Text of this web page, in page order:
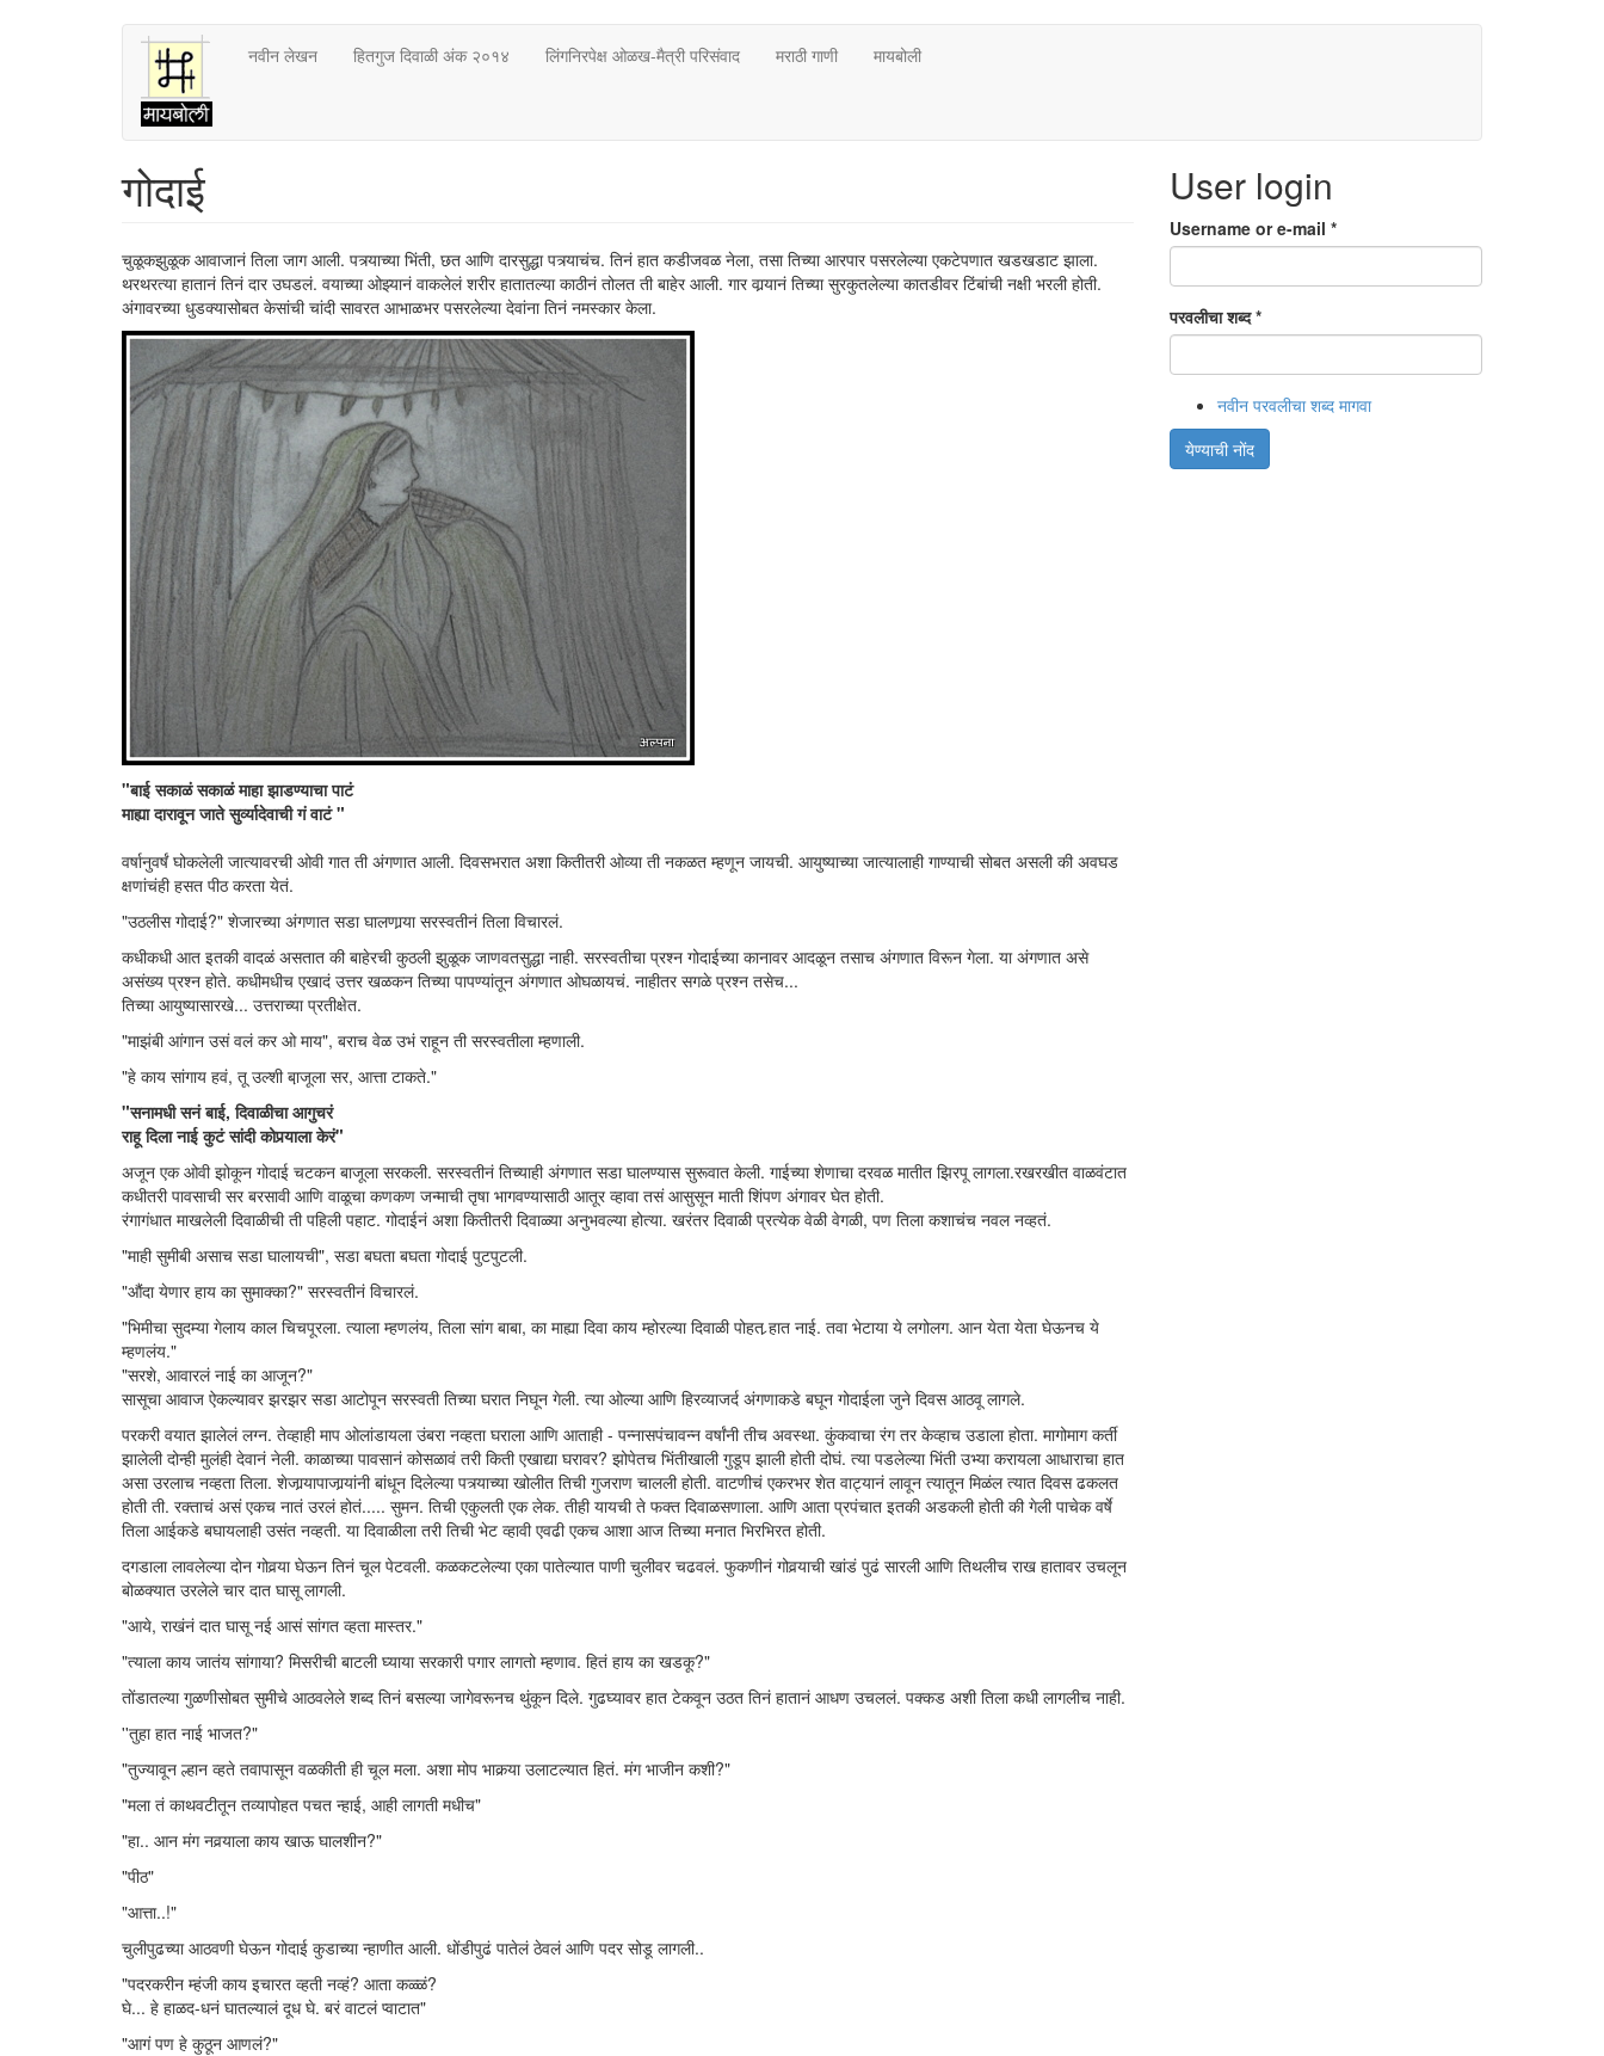
नवीन लेखन हितगुज दिवाळी अंक २०१४ लिंगनिरपेक्ष ओळख-मैत्री परिसंवाद मराठी गाणी मायबोली
गोदाई
चुळूकझुळूक आवाजानं तिला जाग आली. पत्र्याच्या भिंती, छत आणि दारसुद्धा पत्र्याचंच. तिनं हात कडीजवळ नेला, तसा तिच्या आरपार पसरलेल्या एकटेपणात खडखडाट झाला.
थरथरत्या हातानं तिनं दार उघडलं. वयाच्या ओझ्यानं वाकलेलं शरीर हातातल्या काठीनं तोलत ती बाहेर आली. गार वार्‍यानं तिच्या सुरकुतलेल्या कातडीवर टिंबांची नक्षी भरली होती.
अंगावरच्या धुडक्यासोबत केसांची चांदी सावरत आभाळभर पसरलेल्या देवांना तिनं नमस्कार केला.
"बाई सकाळं सकाळं माहा झाडण्याचा पाटं
माह्या दारावून जाते सुर्व्यादेवाची गं वाटं "
वर्षानुवर्षं घोकलेली जात्यावरची ओवी गात ती अंगणात आली. दिवसभरात अशा कितीतरी ओव्या ती नकळत म्हणून जायची. आयुष्याच्या जात्यालाही गाण्याची सोबत असली की अवघड
क्षणांचंही हसत पीठ करता येतं.
"उठलीस गोदाई?" शेजारच्या अंगणात सडा घालणार्‍या सरस्वतीनं तिला विचारलं.
कधीकधी आत इतकी वादळं असतात की बाहेरची कुठली झुळूक जाणवतसुद्धा नाही. सरस्वतीचा प्रश्न गोदाईच्या कानावर आदळून तसाच अंगणात विरून गेला. या अंगणात असे
असंख्य प्रश्न होते. कधीमधीच एखादं उत्तर खळकन तिच्या पापण्यांतून अंगणात ओघळायचं. नाहीतर सगळे प्रश्न तसेच...
तिच्या आयुष्यासारखे... उत्तराच्या प्रतीक्षेत.
"माझंबी आंगान उसं वलं कर ओ माय", बराच वेळ उभं राहून ती सरस्वतीला म्हणाली.
"हे काय सांगाय हवं, तू उल्शी बा़जूला सर, आत्ता टाकते."
"सनामधी सनं बाई, दिवाळीचा आगुचरं
राहू दिला नाई कुटं सांदी कोपर्‍याला केरं"
अजून एक ओवी झोकून गोदाई चटकन बाजूला सरकली. सरस्वतीनं तिच्याही अंगणात सडा घालण्यास सुरूवात केली. गाईच्या शेणाचा दरवळ मातीत झिरपू लागला.रखरखीत वाळवंटात
कधीतरी पावसाची सर बरसावी आणि वाळूचा कणकण जन्माची तृषा भागवण्यासाठी आतूर व्हावा तसं आसुसून माती शिंपण अंगावर घेत होती.
रंगागंधात माखलेली दिवाळीची ती पहिली पहाट. गोदाईनं अशा कितीतरी दिवाळ्या अनुभवल्या होत्या. खरंतर दिवाळी प्रत्येक वेळी वेगळी, पण तिला कशाचंच नवल नव्हतं.
"माही सुमीबी असाच सडा घालायची", सडा बघता बघता गोदाई पुटपुटली.
"औंदा येणार हाय का सुमाक्का?" सरस्वतीनं विचारलं.
"भिमीचा सुदम्या गेलाय काल चिचपूरला. त्याला म्हणलंय, तिला सांग बाबा, का माह्या दिवा काय म्होरल्या दिवाळी पोहत र्‍हात नाई. तवा भेटाया ये लगोलग. आन येता येता घेऊनच ये
म्हणलंय."
"सरशे, आवारलं नाई का आजून?"
सासूचा आवाज ऐकल्यावर झरझर सडा आटोपून सरस्वती तिच्या घरात निघून गेली. त्या ओल्या आणि हिरव्याजर्द अंगणाकडे बघून गोदाईला जुने दिवस आठवू लागले.
परकरी वयात झालेलं लग्न. तेव्हाही माप ओलांडायला उंबरा नव्हता घराला आणि आताही - पन्नासपंचावन्न वर्षांनी तीच अवस्था. कुंकवाचा रंग तर केव्हाच उडाला होता. मागोमाग कर्ती
झालेली दोन्ही मुलंही देवानं नेली. काळाच्या पावसानं कोसळावं तरी किती एखाद्या घरावर? झोपेतच भिंतीखाली गुडूप झाली होती दोघं. त्या पडलेल्या भिंती उभ्या करायला आधाराचा हात
असा उरलाच नव्हता तिला. शेजार्‍यापाजार्‍यांनी बांधून दिलेल्या पत्र्याच्या खोलीत तिची गुजराण चालली होती. वाटणीचं एकरभर शेत वाट्यानं लावून त्यातून मिळंल त्यात दिवस ढकलत
होती ती. रक्ताचं असं एकच नातं उरलं होतं..... सुमन. तिची एकुलती एक लेक. तीही यायची ते फक्त दिवाळसणाला. आणि आता प्रपंचात इतकी अडकली होती की गेली पाचेक वर्षे
तिला आईकडे बघायलाही उसंत नव्हती. या दिवाळीला तरी तिची भेट व्हावी एवढी एकच आशा आज तिच्या मनात भिरभिरत होती.
दगडाला लावलेल्या दोन गोवर्‍या घेऊन तिनं चूल पेटवली. कळकटलेल्या एका पातेल्यात पाणी चुलीवर चढवलं. फुकणीनं गोवर्‍याची खांडं पुढं सारली आणि तिथलीच राख हातावर उचलून
बोळक्यात उरलेले चार दात घासू लागली.
"आये, राखंनं दात घासू नई आसं सांगत व्हता मास्तर."
"त्याला काय जातंय सांगाया? मिसरीची बाटली घ्याया सरकारी पगार लागतो म्हणाव. हितं हाय का खडकू?"
तोंडातल्या गुळणीसोबत सुमीचे आठवलेले शब्द तिनं बसल्या जागेवरूनच थुंकून दिले. गुढघ्यावर हात टेकवून उठत तिनं हातानं आधण उचललं. पक्कड अशी तिला कधी लागलीच नाही.
''तुहा हात नाई भाजत?"
"तुज्यावून ल्हान व्हते तवापासून वळकीती ही चूल मला. अशा मोप भाकर्‍या उलाटल्यात हितं. मंग भाजीन कशी?"
"मला तं काथवटीतून तव्यापोहत पचत न्हाई, आही लागती मधीच"
"हा.. आन मंग नवर्‍याला काय खाऊ घालशीन?"
"पीठ"
"आत्ता..!"
चुलीपुढच्या आठवणी घेऊन गोदाई कुडाच्या न्हाणीत आली. धोंडीपुढं पातेलं ठेवलं आणि पदर सोडू लागली..
"पदरकरीन म्हंजी काय इचारत व्हती नव्हं? आता कळ्ळं?
घे... हे हाळद-धनं घातल्यालं दूध घे. बरं वाटलं प्वाटात"
"आगं पण हे कुठून आणलं?"
User login
Username or e-mail *
परवलीचा शब्द*
नवीन परवलीचा शब्द मागवा
येण्याची नोंद